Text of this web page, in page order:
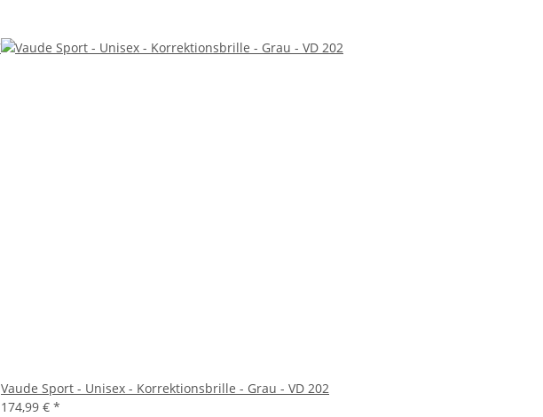
Vaude Sport - Unisex - Korrektionsbrille - Grau - VD 202
174,99 € *